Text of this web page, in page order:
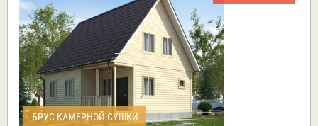
БРУС КАМЕРНОЙ СУШКИ